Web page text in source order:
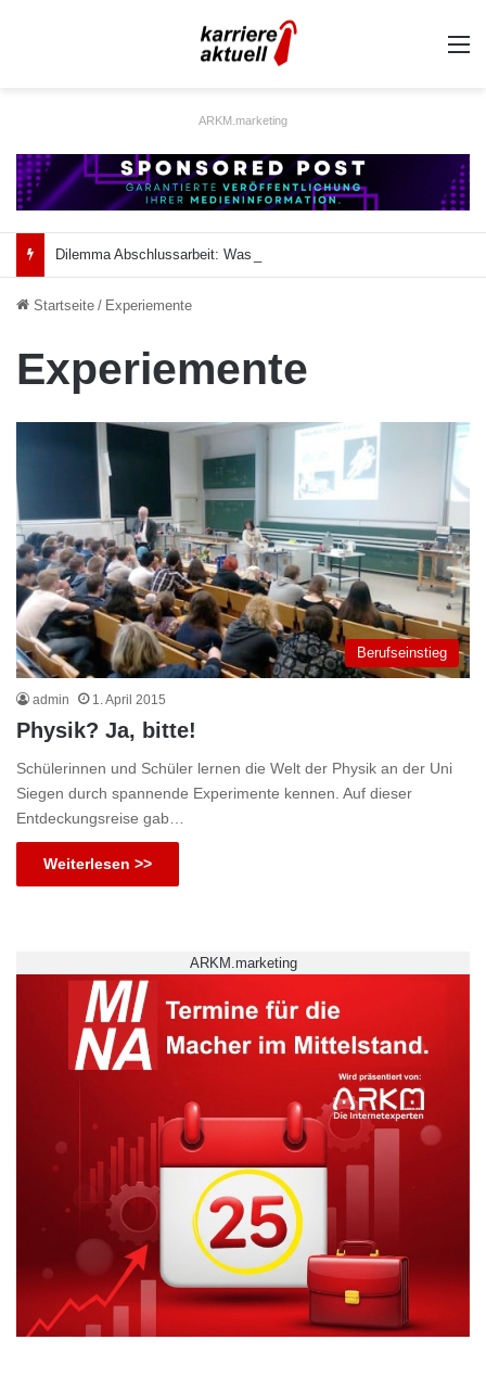
ARKM.marketing
Startseite / Experiemente
Experiemente
Berufseinstieg
admin 1. April 2015
Physik? Ja, bitte!
Schülerinnen und Schüler lernen die Welt der Physik an der Uni
Siegen durch spannende Experimente kennen. Auf dieser
Entdeckungsreise gab…
Weiterlesen >>
ARKM.marketing